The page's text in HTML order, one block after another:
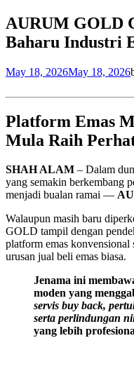
AURUM GOLD
Baharu Industri
May 18, 2026May 18, 2026
Platform Emas
Mula Raih
SHAH ALAM – Dalam
yang semakin berkembang
menjadi bualan ramai —
Walaupun masih baru
GOLD tampil dengan
platform emas konvensional
urusan jual beli emas biasa.
Jenama ini
moden yang
servis buy back,
serta perlindungan
yang lebih